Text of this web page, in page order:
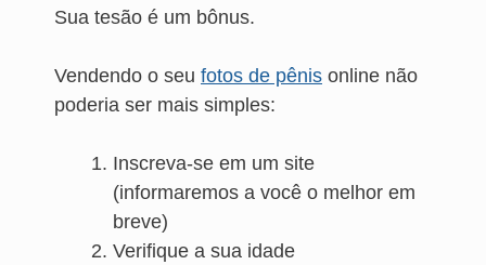
Sua tesão é um bônus.
Vendendo o seu fotos de pênis online não
poderia ser mais simples:
Inscreva-se em um site
(informaremos a você o melhor em
breve)
Verifique a sua idade